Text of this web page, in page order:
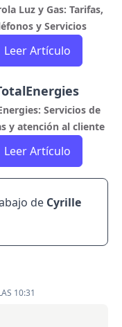
Luz y Gas: Tarifas,
y Servicios
Leer Artículo
Servicios de
y atención al cliente
Leer Artículo
de Cyrille
10:31